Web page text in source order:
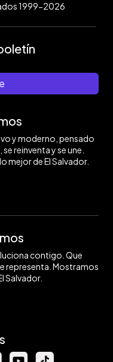
1999-2026
y moderno, pensado
reinventa y se une.
mejor de El Salvador.
contigo. Que
representa. Mostramos
Salvador.